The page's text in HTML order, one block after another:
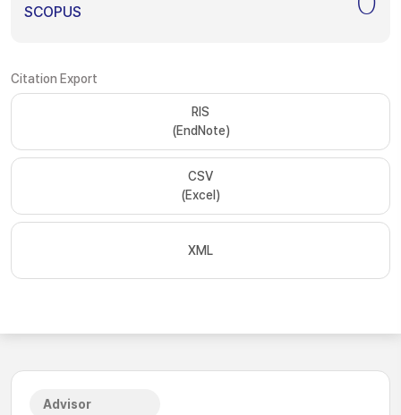
SCOPUS
Citation Export
RIS
(EndNote)
CSV
(Excel)
XML
Advisor